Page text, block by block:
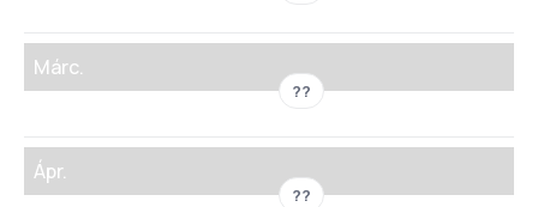
Márc.
??
Ápr.
??